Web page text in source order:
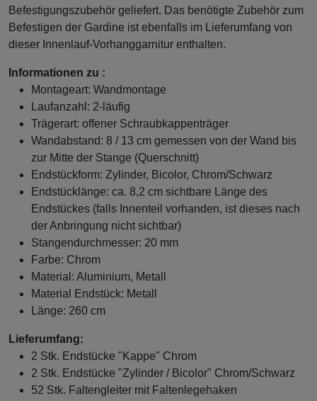
Befestigungszubehör geliefert. Das benötigte Zubehör zum
Befestigen der Gardine ist ebenfalls im Lieferumfang von
dieser Innenlauf-Vorhanggarnitur enthalten.
Informationen zu :
Montageart: Wandmontage
Laufanzahl: 2-läufig
Trägerart: offener Schraubkappenträger
Wandabstand: 8 / 13 cm gemessen von der Wand bis
zur Mitte der Stange (Querschnitt)
Endstückform: Zylinder, Bicolor, Chrom/Schwarz
Endstücklänge: ca. 8,2 cm sichtbare Länge des
Endstückes (falls Innenteil vorhanden, ist dieses nach
der Anbringung nicht sichtbar)
Stangendurchmesser: 20 mm
Farbe: Chrom
Material: Aluminium, Metall
Material Endstück: Metall
Länge: 260 cm
Lieferumfang:
2 Stk. Endstücke "Kappe" Chrom
2 Stk. Endstücke "Zylinder / Bicolor" Chrom/Schwarz
52 Stk. Faltengleiter mit Faltenlegehaken